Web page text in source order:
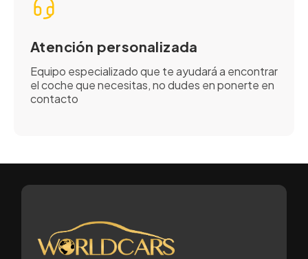
Atención personalizada
Equipo especializado que te ayudará a encontrar
el coche que necesitas, no dudes en ponerte en
contacto